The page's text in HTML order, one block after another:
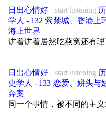
38:09 面对网暴，平台与支持系统
40:19 词语、评价与冒犯：羞辱
49:59 女性的身体，何以成为共
58:45 从网暴到可见性：互联网如
01:03:04 当羞辱成为数字公共空
【谈话中提到的公众人物/事件】
下单
⚠️重点：登录时确认小宇宙账号
【时间线】
05:09 沙俄为何向东？从出海口执
14:25 向西、向南接连受阻后，西
18:28 一条铁路的启动：宽轨、
23:15 艾希曼真的不思考吗？工
30:37 《心智生活》的来源：思考
43:00 为何法学界开始从柏林走
50:33 阿伦特 vs 施克莱：同为犹
58:31 什么样的冒犯是有认知价
陈碧：中国政法大学副教授，法
【时间轴】
02:10 “好”是什么？从奥古斯丁
10:36 反思技术恐惧：我们是
16:25 道德增强的悖论：被设定
本期历史学人，主播高海博再次
讲到山海关决战，追索明朝四十
【本期嘉宾】
—1662年的战争、外交与博弈》等
高海博：媒体人，历史学人主编
【时间轴】
日出心情好 start listening
学人 - 132 紫禁城、香港上
海上世界
讲着讲着居然吃燕窝还有
日出心情好 start listening 历
史学人 - 133 恋爱、姘头
奔案
同一个事情，被不同的主